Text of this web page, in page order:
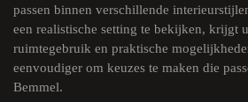
passen binnen verschillende
een realistische setting te bekijken, krijgt
ruimtegebruik en praktische
eenvoudiger om keuzes te maken die
Bemmel.